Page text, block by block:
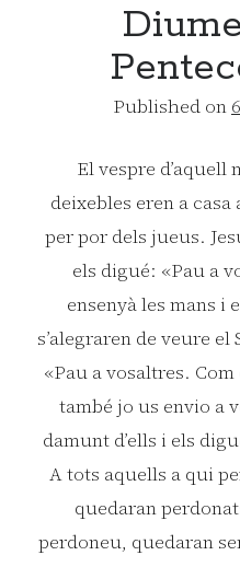
Published on
El vespre d’aquell
deixebles eren a
per por dels jueus.
els digué: «Pau a
ensenyà les mans i
s’alegraren de veure
«Pau a vosaltres. Com
també jo us envio a
damunt d’ells i els
A tots aquells a qui
quedaran
perdoneu, quedaran